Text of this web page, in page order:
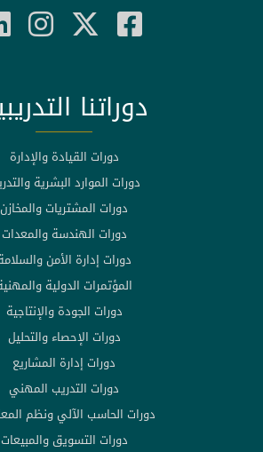
دوراتنا
دورات القيادة والإدارة
دورات الموارد البشرية
دورات المشتريات والمخازن
دورات الهندسة والمعدات
دورات إدارة الأمن
المؤتمرات الدولية
دورات الجودة والإنتاجية
دورات الإحصاء والتحليل
دورات إدارة المشاريع
دورات التدريب المهني
دورات الحاسب الآلي ونظم
دورات التسويق والمبيعات